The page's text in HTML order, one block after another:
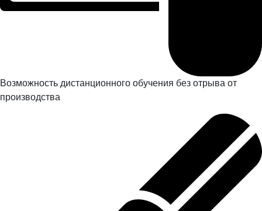
Возможность дистанционного обучения без отрыва от
производства